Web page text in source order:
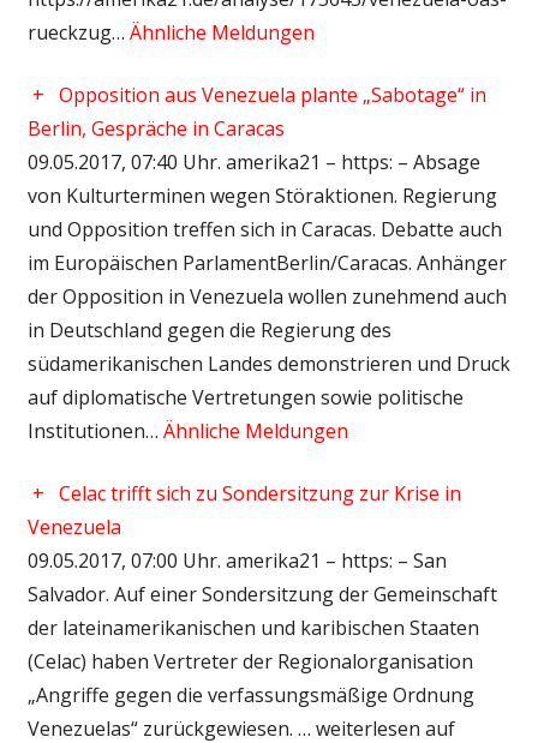
rueckzug… Ähnliche Meldungen
+ Opposition aus Venezuela plante „Sabotage“ in
Berlin, Gespräche in Caracas
09.05.2017, 07:40 Uhr. amerika21 – https: – Absage
von Kulturterminen wegen Störaktionen. Regierung
und Opposition treffen sich in Caracas. Debatte auch
im Europäischen ParlamentBerlin/Caracas. Anhänger
der Opposition in Venezuela wollen zunehmend auch
in Deutschland gegen die Regierung des
südamerikanischen Landes demonstrieren und Druck
auf diplomatische Vertretungen sowie politische
Institutionen… Ähnliche Meldungen
+ Celac trifft sich zu Sondersitzung zur Krise in
Venezuela
09.05.2017, 07:00 Uhr. amerika21 – https: – San
Salvador. Auf einer Sondersitzung der Gemeinschaft
der lateinamerikanischen und karibischen Staaten
(Celac) haben Vertreter der Regionalorganisation
„Angriffe gegen die verfassungsmäßige Ordnung
Venezuelas“ zurückgewiesen. … weiterlesen auf